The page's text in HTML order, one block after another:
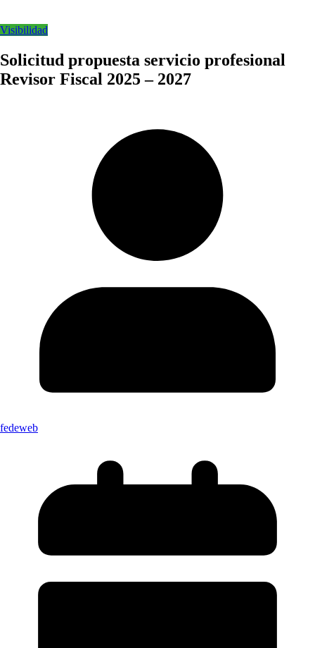
Visibilidad
Solicitud propuesta servicio profesional
Revisor Fiscal 2025 – 2027
fedeweb